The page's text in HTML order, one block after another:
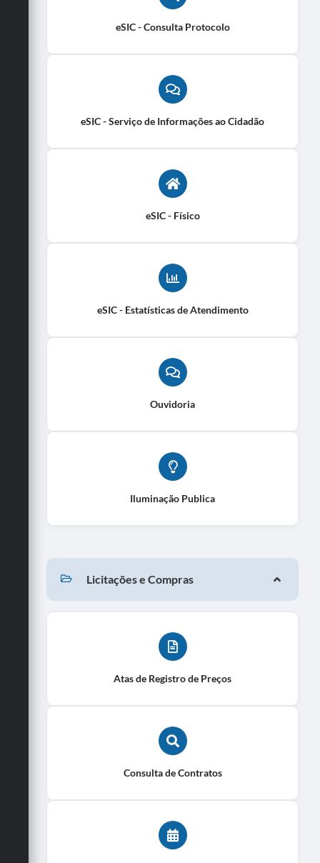
eSIC - Consulta Protocolo
eSIC - Serviço de Informações ao Cidadão
eSIC - Físico
eSIC - Estatísticas de Atendimento
Ouvidoria
Iluminação Publica
Licitações e Compras
Atas de Registro de Preços
Consulta de Contratos